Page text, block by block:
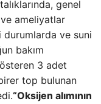
genel
ameliyatlar
durumlarda ve suni
bakım
3 adet
top bulunan
“Oksijen alımının